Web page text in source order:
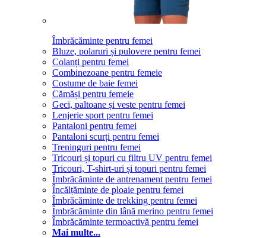
Îmbrăcăminte pentru femei
Bluze, polaruri și pulovere pentru femei
Colanți pentru femei
Combinezoane pentru femeie
Costume de baie femei
Cămăși pentru femeie
Geci, paltoane și veste pentru femei
Lenjerie sport pentru femei
Pantaloni pentru femei
Pantaloni scurți pentru femei
Treninguri pentru femei
Tricouri și topuri cu filtru UV pentru femei
Tricouri, T-shirt-uri și topuri pentru femei
Îmbrăcăminte de antrenament pentru femei
Încălțăminte de ploaie pentru femei
Îmbrăcăminte de trekking pentru femei
Îmbrăcăminte din lână merino pentru femei
Îmbrăcăminte termoactivă pentru femei
Mai multe...